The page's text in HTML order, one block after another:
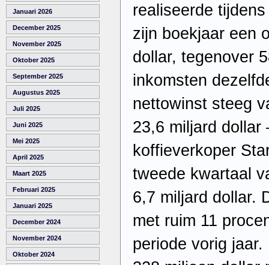
Januari 2026
December 2025
November 2025
Oktober 2025
September 2025
Augustus 2025
Juli 2025
Juni 2025
Mei 2025
April 2025
Maart 2025
Februari 2025
Januari 2025
December 2024
November 2024
Oktober 2024
realiseerde
zijn boekjaar een
dollar, tegenover
inkomsten
nettowinst steeg
23,6 miljard dollar
koffieverkoper
tweede kwartaal
6,7 miljard dollar.
met ruim 11
periode vorig